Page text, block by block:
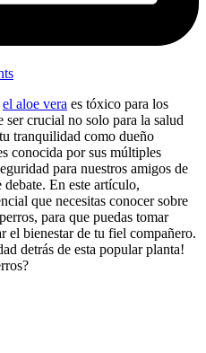
el aloe vera es tóxico para los
ser crucial no solo para la salud
tranquilidad como dueño
conocida por sus múltiples
para nuestros amigos de
debate. En este artículo,
que necesitas conocer sobre
para que puedas tomar
el bienestar de tu fiel compañero.
detrás de esta popular planta!